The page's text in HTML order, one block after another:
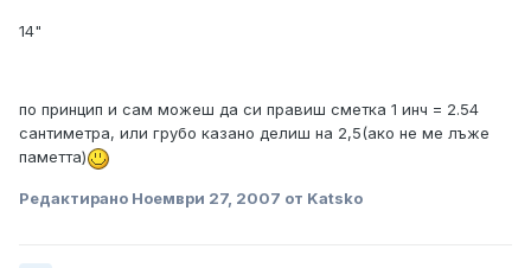
14"
по принцип и сам можеш да си правиш сметка 1 инч = 2.54
сантиметра, или грубо казано делиш на 2,5(ако не ме лъже
паметта)
Редактирано Ноември 27, 2007 от Katsko